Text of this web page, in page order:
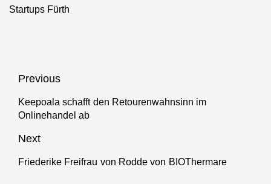
Startups Fürth
Beitragsnavigation
Previous
Previous
post:
Keepoala schafft den Retourenwahnsinn im
Onlinehandel ab
Next
Next
Friederike Freifrau von Rodde von BIOThermare